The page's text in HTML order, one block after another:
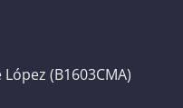
(B1603CMA)